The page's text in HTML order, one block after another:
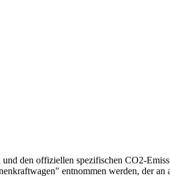
den offiziellen spezifischen CO2-
entnommen werden, der